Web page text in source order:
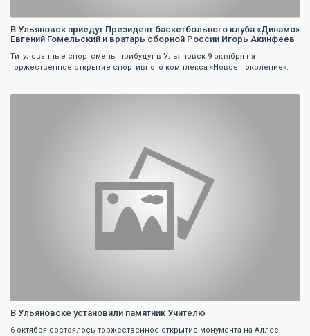
В Ульяновск приедут Президент баскетбольного клуба «Динамо»
Евгений Гомельский и вратарь сборной России Игорь Акинфеев
Титулованные спортсмены прибудут в Ульяновск 9 октября на
торжественное открытие спортивного комплекса «Новое поколение».
В Ульяновске установили памятник Учителю
6 октября состоялось торжественное открытие монумента на Аллее